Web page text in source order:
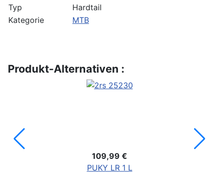
Typ
Hardtail
Kategorie
MTB
Produkt-Alternativen :
109,99 €
PUKY LR 1 L